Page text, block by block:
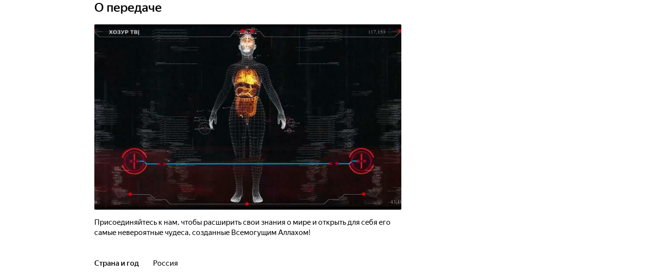
О передаче
Присоединяйтесь к нам, чтобы расширить свои знания о мире и открыть для себя его
самые невероятные чудеса, созданные Всемогущим Аллахом!
Страна и год Россия